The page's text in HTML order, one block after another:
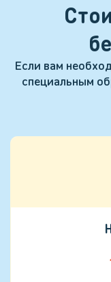
Если вам
специальным